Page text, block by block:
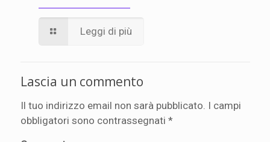
Leggi di più
Lascia un commento
Il tuo indirizzo email non sarà pubblicato. I campi
obbligatori sono contrassegnati *